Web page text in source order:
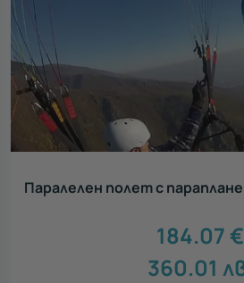
Паралелен полет с
184.07€
360.01